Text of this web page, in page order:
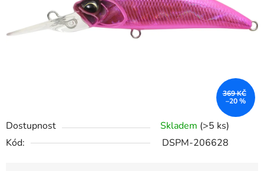
Dostupnost Skladem (>5 ks)
Kód:
DSPM-206628
369 KČ
–20 %